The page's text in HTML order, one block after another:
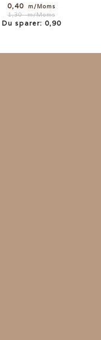
0,40 m/Moms
1,30m/Moms
Du sparer: 0,90